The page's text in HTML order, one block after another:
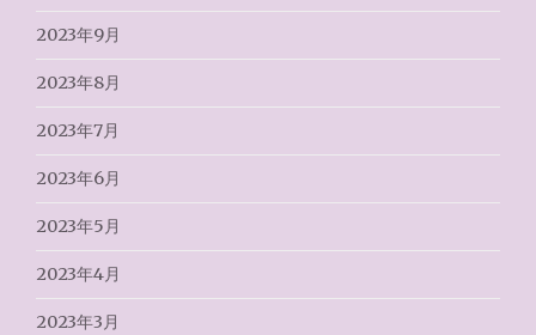
2023年9月
2023年8月
2023年7月
2023年6月
2023年5月
2023年4月
2023年3月